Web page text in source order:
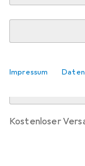
Impressum
Kostenloser